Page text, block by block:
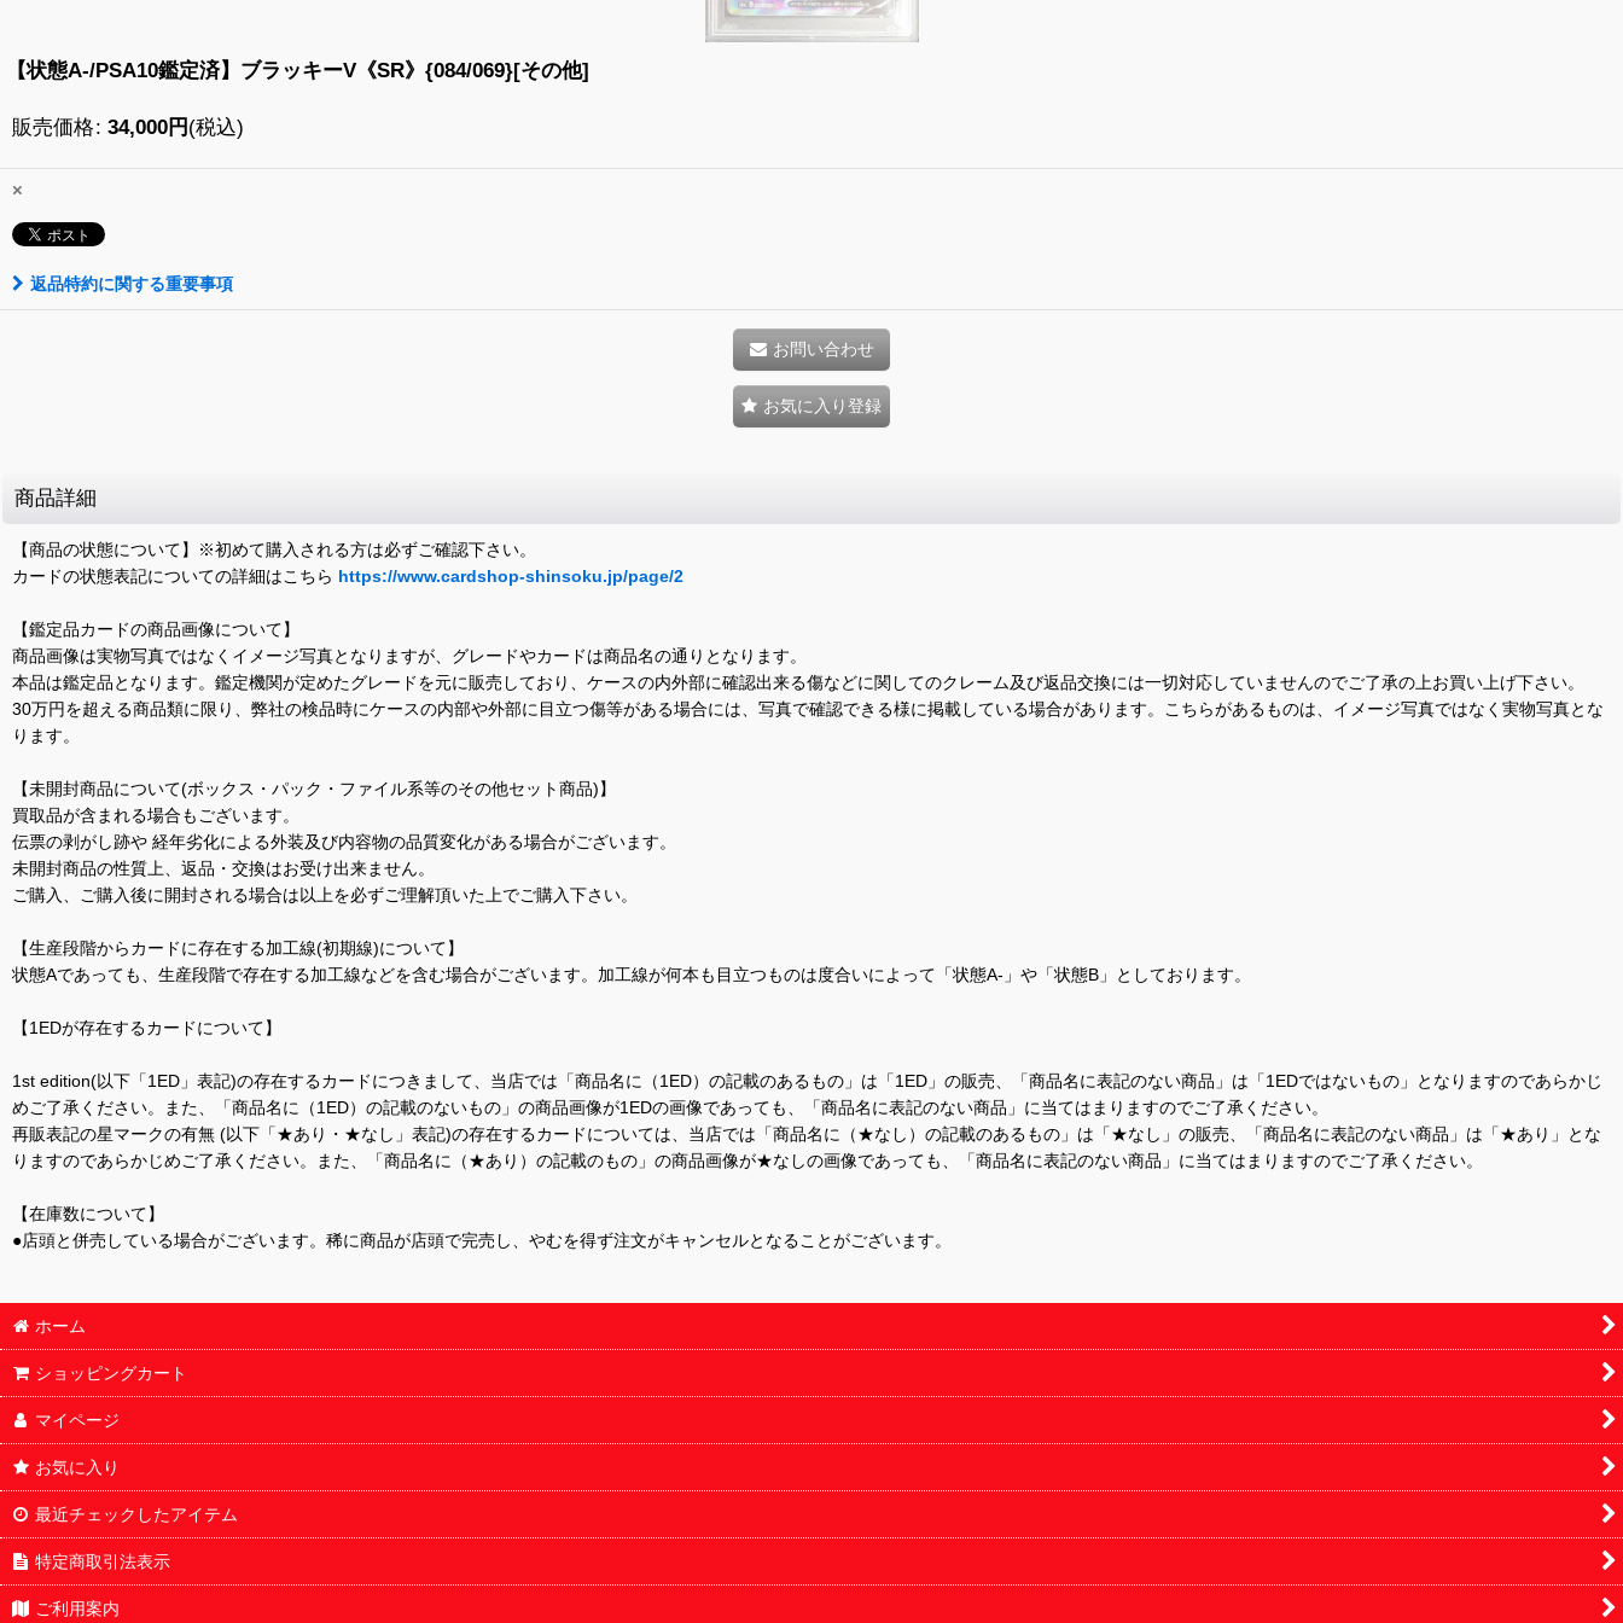
【状態A-/PSA10鑑定済】ブラッキーV《SR》{084/069}[その他]
販売価格: 34,000円 (税込)
×
返品特約に関する重要事項
お問い合わせ
お気に入り登録
商品詳細
【商品の状態について】※初めて購入される方は必ずご確認下さい。
カードの状態表記についての詳細はこちら https://www.cardshop-shinsoku.jp/page/2
【鑑定品カードの商品画像について】
商品画像は実物写真ではなくイメージ写真となりますが、グレードやカードは商品名の通りとなります。
本品は鑑定品となります。鑑定機関が定めたグレードを元に販売しており、ケースの内外部に確認出来る傷などに関してのクレーム及び返品交換には一切対応していませんのでご了承の上お買い上げ下さい。
30万円を超える商品類に限り、弊社の検品時にケースの内部や外部に目立つ傷等がある場合には、写真で確認できる様に掲載している場合があります。こちらがあるものは、イメージ写真ではなく実物写真とな
ります。
【未開封商品について(ボックス・パック・ファイル系等のその他セット商品)】
買取品が含まれる場合もございます。
伝票の剥がし跡や 経年劣化による外装及び内容物の品質変化がある場合がございます。
未開封商品の性質上、返品・交換はお受け出来ません。
ご購入、ご購入後に開封される場合は以上を必ずご理解頂いた上でご購入下さい。
【生産段階からカードに存在する加工線(初期線)について】
状態Aであっても、生産段階で存在する加工線などを含む場合がございます。加工線が何本も目立つものは度合いによって「状態A-」や「状態B」としております。
【1EDが存在するカードについて】
1st edition(以下「1ED」表記)の存在するカードにつきまして、当店では「商品名に（1ED）の記載のあるもの」は「1ED」の販売、「商品名に表記のない商品」は「1EDではないもの」となりますのであらかじ
めご了承ください。また、「商品名に（1ED）の記載のないもの」の商品画像が1EDの画像であっても、「商品名に表記のない商品」に当てはまりますのでご了承ください。
再販表記の星マークの有無 (以下「★あり・★なし」表記)の存在するカードについては、当店では「商品名に（★なし）の記載のあるもの」は「★なし」の販売、「商品名に表記のない商品」は「★あり」とな
りますのであらかじめご了承ください。また、「商品名に（★あり）の記載のもの」の商品画像が★なしの画像であっても、「商品名に表記のない商品」に当てはまりますのでご了承ください。
【在庫数について】
●店頭と併売している場合がございます。稀に商品が店頭で完売し、やむを得ず注文がキャンセルとなることがございます。
ホーム
ショッピングカート
マイページ
お気に入り
最近チェックしたアイテム
特定商取引法表示
ご利用案内